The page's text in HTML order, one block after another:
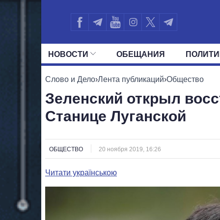
НОВОСТИ ОБЕЩАНИЯ
ВСЕ ПОЛИТИКИ ПРЕЗИДЕНТ И
Слово и Дело›Лента публикаций›Общество
Зеленский открыл
Станице Луганской
ОБЩЕСТВО 20 ноября 2019, 16:26
Читати українською